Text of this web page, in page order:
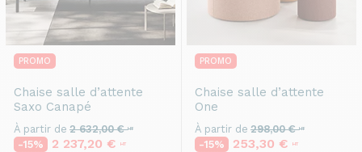
PROMO
Chaise salle d’attente
Saxo Canapé
À partir de 2 632,00 €HT
-15% 2 237,20 € HT
PROMO
Chaise salle d’attente
One
À partir de 298,00 €HT
-15% 253,30 € HT